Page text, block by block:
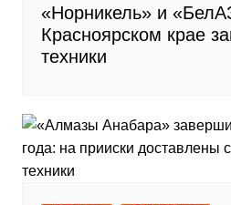
«Норникель» и
Красноярском крае
техники